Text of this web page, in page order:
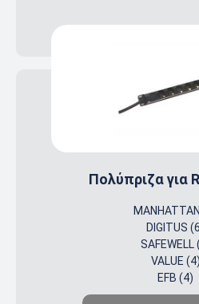
Πολύπριζα για
DIGITUS
SAFEWELL
VALUE (4)
EFB (4)